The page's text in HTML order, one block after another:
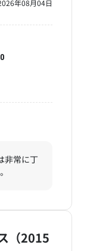
年08月04日
非常に丁
（2015